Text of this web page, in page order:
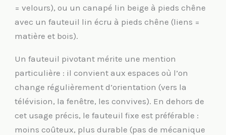
= velours), ou un canapé lin beige à pieds chêne
avec un fauteuil lin écru à pieds chêne (liens =
matière et bois).
Un fauteuil pivotant mérite une mention
particulière : il convient aux espaces où l’on
change régulièrement d’orientation (vers la
télévision, la fenêtre, les convives). En dehors de
cet usage précis, le fauteuil fixe est préférable :
moins coûteux, plus durable (pas de mécanique